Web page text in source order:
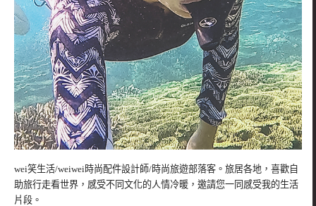
wei笑生活/weiwei時尚配件設計師/時尚旅遊部落客。旅居各地，喜歡自
助旅行走看世界，感受不同文化的人情冷暖，邀請您一同感受我的生活
片段。